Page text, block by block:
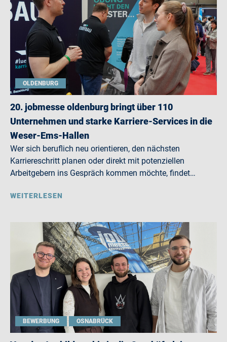
OLDENBURG
20. jobmesse oldenburg bringt über 110
Unternehmen und starke Karriere-Services in die
Weser-Ems-Hallen
Wer sich beruflich neu orientieren, den nächsten
Karriereschritt planen oder direkt mit potenziellen
Arbeitgebern ins Gespräch kommen möchte, findet…
WEITERLESEN
BEWERBUNG OSNABRÜCK